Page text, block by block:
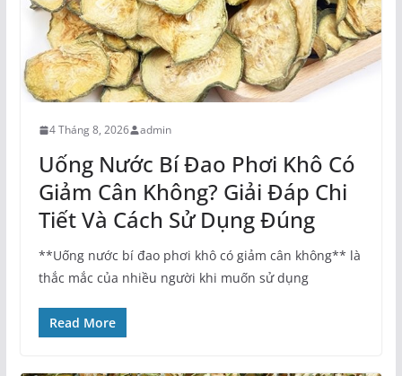
4 Tháng 8, 2026 admin
Uống Nước Bí Đao Phơi Khô Có
Giảm Cân Không? Giải Đáp Chi
Tiết Và Cách Sử Dụng Đúng
**Uống nước bí đao phơi khô có giảm cân không** là
thắc mắc của nhiều người khi muốn sử dụng
Read More